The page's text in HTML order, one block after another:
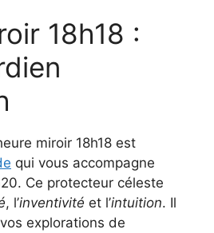
18h18 :
miroir 18h18 est
qui vous accompagne
Ce protecteur céleste
, l’inventivité et l’intuition. Il
explorations de